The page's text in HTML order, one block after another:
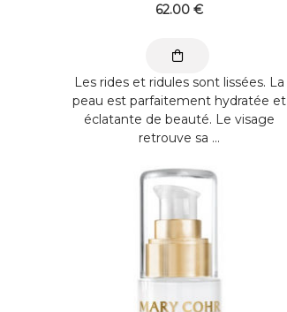
62.00 €
Les rides et ridules sont lissées. La
peau est parfaitement hydratée et
éclatante de beauté. Le visage
retrouve sa ...